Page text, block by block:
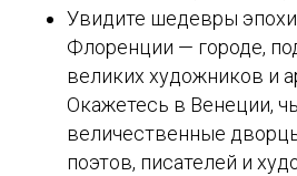
Увидите шедевры
Флоренции — городе,
великих художников и
Окажетесь в Венеции,
величественные
поэтов, писателей и